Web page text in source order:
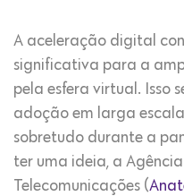
A aceleração digital
significativa para a
pela esfera virtual. Isso
adoção em larga
sobretudo durante a
ter uma ideia, a
Telecomunicações (